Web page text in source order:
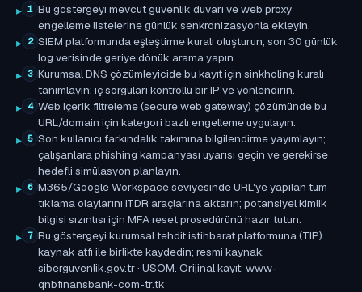
1 Bu göstergeyi mevcut güvenlik duvarı ve web proxy
engelleme listelerine günlük senkronizasyonla ekleyin.
2 SIEM platformunda eşleştirme kuralı oluşturun; son 30 günlük
log verisinde geriye dönük arama yapın.
3 Kurumsal DNS çözümleyicide bu kayıt için sinkholing kuralı
tanımlayın; iç sorguları kontrollü bir IP'ye yönlendirin.
4 Web içerik filtreleme (secure web gateway) çözümünde bu
URL/domain için kategori bazlı engelleme uygulayın.
5 Son kullanıcı farkındalık takımına bilgilendirme yayımlayın;
çalışanlara phishing kampanyası uyarısı geçin ve gerekirse
hedefli simülasyon planlayın.
6 M365/Google Workspace seviyesinde URL'ye yapılan tüm
tıklama olaylarını ITDR araçlarına aktarın; potansiyel kimlik
bilgisi sızıntısı için MFA reset prosedürünü hazır tutun.
7 Bu göstergeyi kurumsal tehdit istihbarat platformuna (TIP)
kaynak atfı ile birlikte kaydedin; resmi kaynak:
siberguvenlik.gov.tr · USOM. Orijinal kayıt: www-
qnbfinansbank-com-tr.tk